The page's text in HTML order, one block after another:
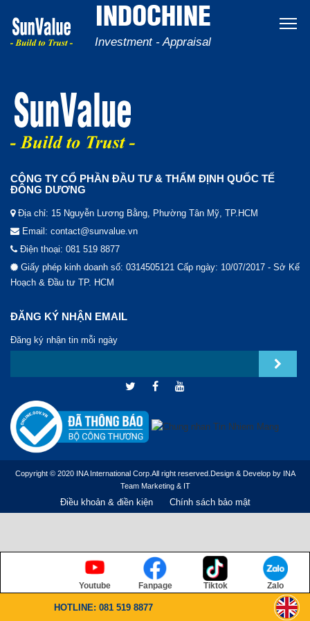
INDOCHINE
Investment - Appraisal
CÔNG TY CỔ PHẦN ĐẦU TƯ & THẨM ĐỊNH QUỐC TẾ
ĐÔNG DƯƠNG
Địa chỉ: 15 Nguyễn Lương Bằng, Phường Tân Mỹ, TP.HCM
Email: contact@sunvalue.vn
Điện thoại: 081 519 8877
Giấy phép kinh doanh số: 0314505121 Cấp ngày: 10/07/2017 - Sở Kế
Hoạch & Đầu tư TP. HCM
ĐĂNG KÝ NHẬN EMAIL
Đăng ký nhận tin mỗi ngày
Copyright © 2020 INA International Corp.All right reserved.Design & Develop by INA
Team Marketing & IT
Điều khoản & điền kiện Chính sách bảo mật
HOTLINE: 081 519 8877
Zalo
Tiktok
Fanpage
Youtube